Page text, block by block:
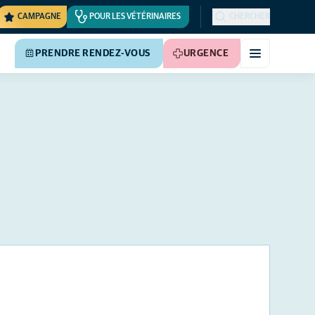
CAMPAGNE POUR LES VÉTÉRINAIRES CHERCHER
PRENDRE RENDEZ-VOUS URGENCE